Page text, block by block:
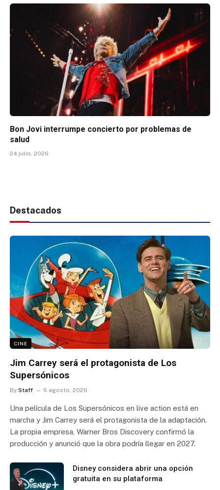
Bon Jovi interrumpe concierto por problemas de
salud
24 julio, 2026
Destacados
CINE
Jim Carrey será el protagonista de Los
Supersónicos
By Staff 6 agosto, 2026
Una película de Los Supersónicos en live action está en
marcha y Jim Carrey será el protagonista de la adaptación.
La propia empresa, Warner Bros Discovery confirmó la
producción y anunció que la obra podría llegar en 2027.
Disney considera abrir una opción
gratuita en su plataforma